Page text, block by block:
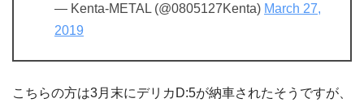
— Kenta-METAL (@0805127Kenta) March 27,
2019
こちらの方は3月末にデリカD:5が納車されたそうですが、